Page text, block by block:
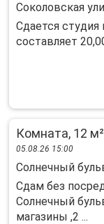
Соколовская
Сдается студия
составляет
Комната, 12 м²
05.08.26 15:00
Солнечный
Сдам без
Солнечный
магазины ,2 ...